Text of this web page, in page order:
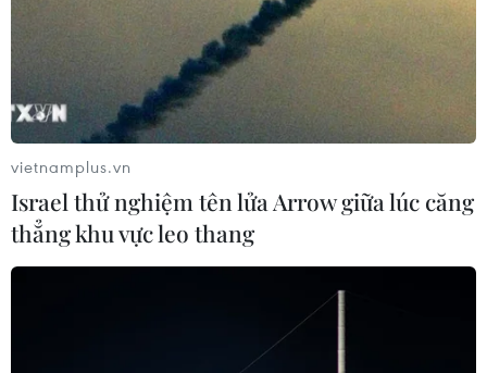
vietnamplus.vn
Israel thử nghiệm tên lửa Arrow giữa lúc căng
thẳng khu vực leo thang